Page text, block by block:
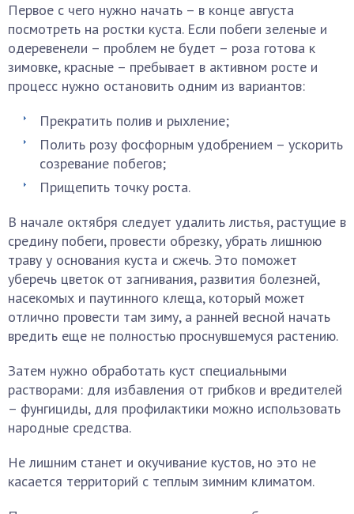
Первое с чего нужно начать – в конце августа
посмотреть на ростки куста. Если побеги зеленые и
одеревенели – проблем не будет – роза готова к
зимовке, красные – пребывает в активном росте и
процесс нужно остановить одним из вариантов:
Прекратить полив и рыхление;
Полить розу фосфорным удобрением – ускорить
созревание побегов;
Прищепить точку роста.
В начале октября следует удалить листья, растущие в
средину побеги, провести обрезку, убрать лишнюю
траву у основания куста и сжечь. Это поможет
уберечь цветок от загнивания, развития болезней,
насекомых и паутинного клеща, который может
отлично провести там зиму, а ранней весной начать
вредить еще не полностью проснувшемуся растению.
Затем нужно обработать куст специальными
растворами: для избавления от грибков и вредителей
– фунгициды, для профилактики можно использовать
народные средства.
Не лишним станет и окучивание кустов, но это не
касается территорий с теплым зимним климатом.